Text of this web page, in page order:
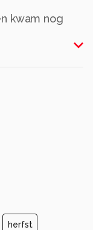
kwam nog
herfst